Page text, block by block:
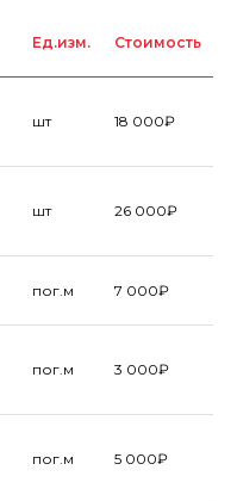
Ед.изм. Стоимость
шт 18 000₽
шт 26 000₽
пог.м 7 000₽
пог.м 3 000₽
пог.м 5 000₽